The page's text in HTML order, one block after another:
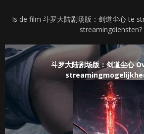
Is de film 斗罗大陆剧场版：剑道尘心​ te
streamingdiensten?
斗罗大陆剧场版：剑道尘心​